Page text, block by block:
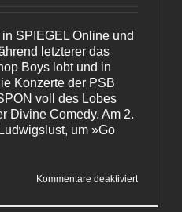
SPIEGEL Online und
letzterer das
Boys lobt und in
Konzerte der PSB
voll des Lobes
Divine Comedy. Am 2.
um »Go
Kommentare deaktiviertfür